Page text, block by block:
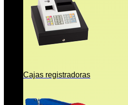
Cajas registradoras